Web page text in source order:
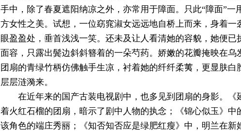
手中，除了春夏遮阳纳凉之外，亦常用于障面。只此“障面”
方女性之美。试想，一位窈窕淑女远远地自桥上而来，身着
眼盈盈处，垂首浅浅一笑。还未及让人看清她的容貌，她便
面容，只露出鬓边斜斜簪着的一朵芍药。娇嫩的花瓣掩映在
团扇的青绿竹柄仿佛触手生凉，衬着她的纤纤柔荑，更显肤
层层涟漪来。
在近年来的国产古装电视剧中，也多见到团扇的身影。
着火红石榴的团扇，暗示了剧中人物的执念；《锦心似玉》
该角色的端庄秀丽；《知否知否应是绿肥红瘦》中，明兰在